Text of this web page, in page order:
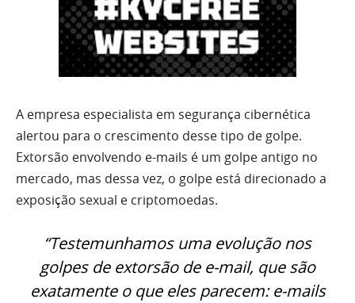
A empresa especialista em segurança cibernética
alertou para o crescimento desse tipo de golpe.
Extorsão envolvendo e-mails é um golpe antigo no
mercado, mas dessa vez, o golpe está direcionado a
exposição sexual e criptomoedas.
“Testemunhamos uma evolução nos
golpes de extorsão de e-mail, que são
exatamente o que eles parecem: e-mails